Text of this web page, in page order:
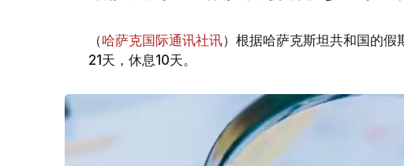
（哈萨克国际通讯社讯）根据哈萨克斯坦共和国的
21天，休息10天。